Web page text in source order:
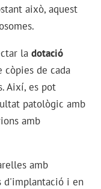
això, aquest
ladotació
còpies de cada
Així, es pot
patològic amb
amb
amb
d'implantació i en